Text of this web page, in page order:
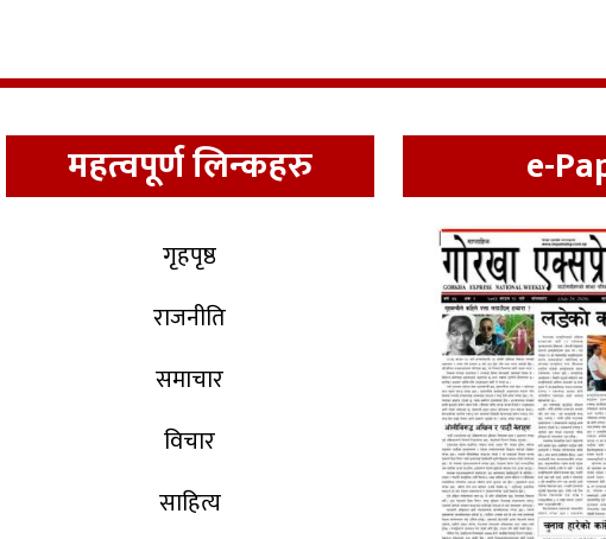
महत्वपूर्ण लिन्कहरु
गृहपृष्ठ
राजनीति
समाचार
विचार
साहित्य
e-